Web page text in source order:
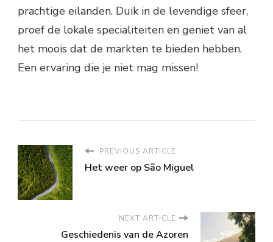
prachtige eilanden. Duik in de levendige sfeer,
proef de lokale specialiteiten en geniet van al
het moois dat de markten te bieden hebben.
Een ervaring die je niet mag missen!
PREVIOUS ARTICLE
Het weer op São Miguel
NEXT ARTICLE
Geschiedenis van de Azoren